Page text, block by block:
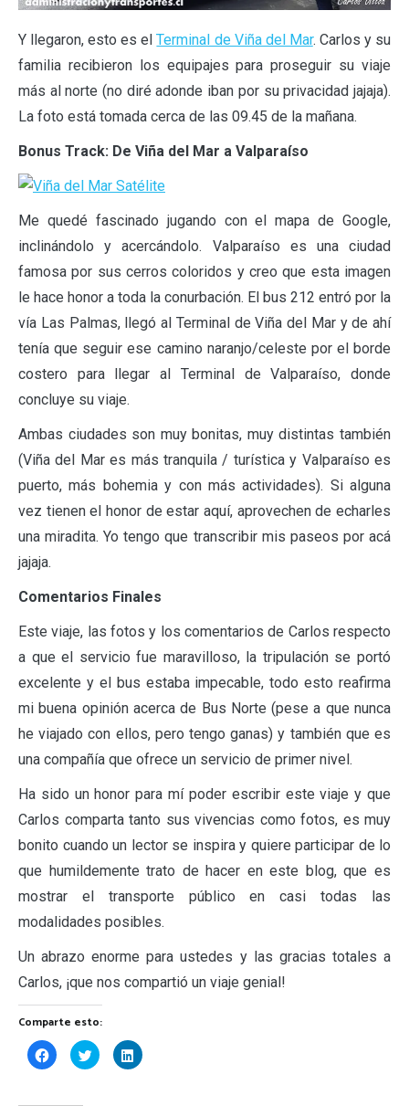
Y llegaron, esto es elTerminal de Viña del Mar. Carlos y su
familia recibieron los equipajes para proseguir su viaje
más al norte (no diré adonde iban por su privacidad jajaja).
La foto está tomada cerca de las 09.45 de la mañana.
Bonus Track: De Viña del Mar a Valparaíso
Me quedé fascinado jugando con el mapa de Google,
inclinándolo y acercándolo. Valparaíso es una ciudad
famosa por sus cerros coloridos y creo que esta imagen
le hace honor a toda la conurbación. El bus 212 entró por la
vía Las Palmas, llegó al Terminal de Viña del Mar y de ahí
tenía que seguir ese camino naranjo/celeste por el borde
costero para llegar al Terminal de Valparaíso, donde
concluye su viaje.
Ambas ciudades son muy bonitas, muy distintas también
(Viña del Mar es más tranquila / turística y Valparaíso es
puerto, más bohemia y con más actividades). Si alguna
vez tienen el honor de estar aquí, aprovechen de echarles
una miradita. Yo tengo que transcribir mis paseos por acá
jajaja.
Comentarios Finales
Este viaje, las fotos y los comentarios de Carlos respecto
a que el servicio fue maravilloso, la tripulación se portó
excelente y el bus estaba impecable, todo esto reafirma
mi buena opinión acerca de Bus Norte (pese a que nunca
he viajado con ellos, pero tengo ganas) y también que es
una compañía que ofrece un servicio de primer nivel.
Ha sido un honor para mí poder escribir este viaje y que
Carlos comparta tanto sus vivencias como fotos, es muy
bonito cuando un lector se inspira y quiere participar de lo
que humildemente trato de hacer en este blog, que es
mostrar el transporte público en casi todas las
modalidades posibles.
Un abrazo enorme para ustedes y las gracias totales a
Carlos, ¡que nos compartió un viaje genial!
Comparte esto:
Haz
clic
Facebook
Haz
clic
Haz
clic